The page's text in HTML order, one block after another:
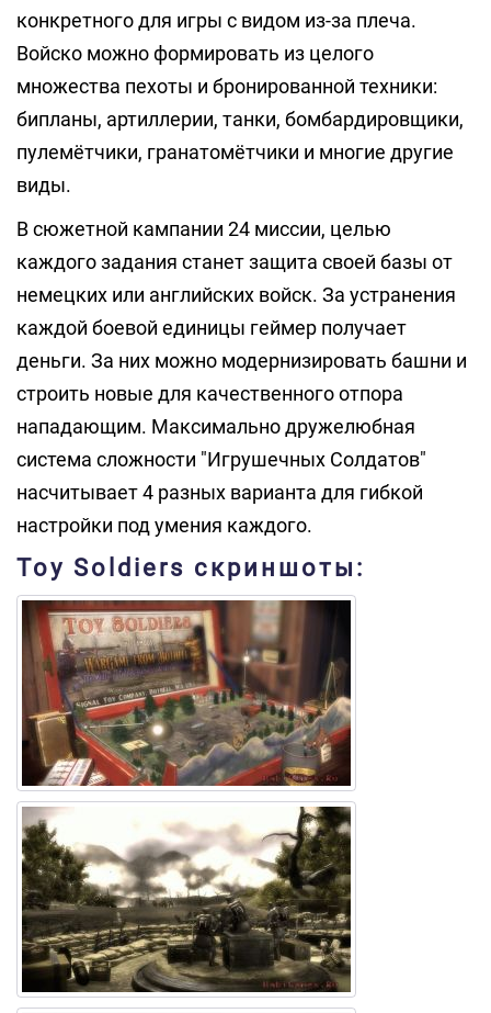
конкретного для игры с видом из-за плеча.
Войско можно формировать из целого
множества пехоты и бронированной техники:
бипланы, артиллерии, танки, бомбардировщики,
пулемётчики, гранатомётчики и многие другие
виды.
В сюжетной кампании 24 миссии, целью
каждого задания станет защита своей базы от
немецких или английских войск. За устранения
каждой боевой единицы геймер получает
деньги. За них можно модернизировать башни и
строить новые для качественного отпора
нападающим. Максимально дружелюбная
система сложности "Игрушечных Солдатов"
насчитывает 4 разных варианта для гибкой
настройки под умения каждого.
Toy Soldiers скриншоты: